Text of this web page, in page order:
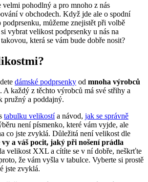
velmi pohodlný a pro mnoho z nás
v obchodech. Když jde ale o spodní
podprsenku, můžeme znejistět při volbě
vybrat velikost podprsenky u nás na
která se vám bude dobře nosit?
dámské podprsenky od mnoha výrobců
. A každý z těchto výrobců má své střihy a
pružný a poddajný.
tabulku velikostía návod, jak se správně
není písmenko, které vám vyjde, ale
co jste zvyklá. Důležitá není velikost dle
vy a váš pocit, jaký při nošení prádla
velikost XXL a cítíte se v ní dobře, neškrťte
že vám vyšla v tabulce. Vyberte si prostě
jste zvyklá.